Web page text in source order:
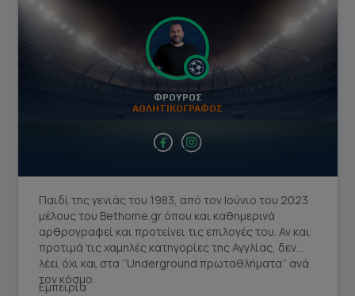
ΦΡΟΥΡΌΣ
ΑΘΛΗΤΙΚΟΓΡΑΦΟΣ
facebook social link
instagram social link
Παιδί της γενιάς του 1983, από τον Ιούνιο του 2023
μέλους του Bethome.gr όπου και καθημερινά
αρθρογραφεί και προτείνει τις επιλογές του. Αν και
προτιμά τις χαμηλές κατηγορίες της Αγγλίας, δεν
λέει όχι και στα ‘’Underground πρωταθλήματα’’ ανά
τον κόσμο.
Εμπειρία